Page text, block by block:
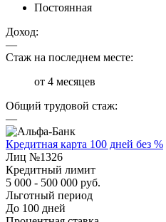
Постоянная
Доход:
—
Стаж на последнем месте:
от 4 месяцев
Общий трудовой стаж:
—
Кредитная карта 100 дней без %
Лиц №1326
Кредитный лимит
5 000 - 500 000 руб.
Льготный период
До 100 дней